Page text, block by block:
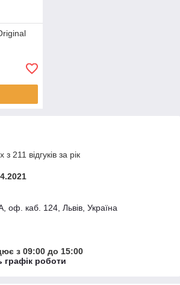
211 відгуків за рік
оф. каб. 124, Львів, Україна
з 09:00 до 15:00
графік роботи